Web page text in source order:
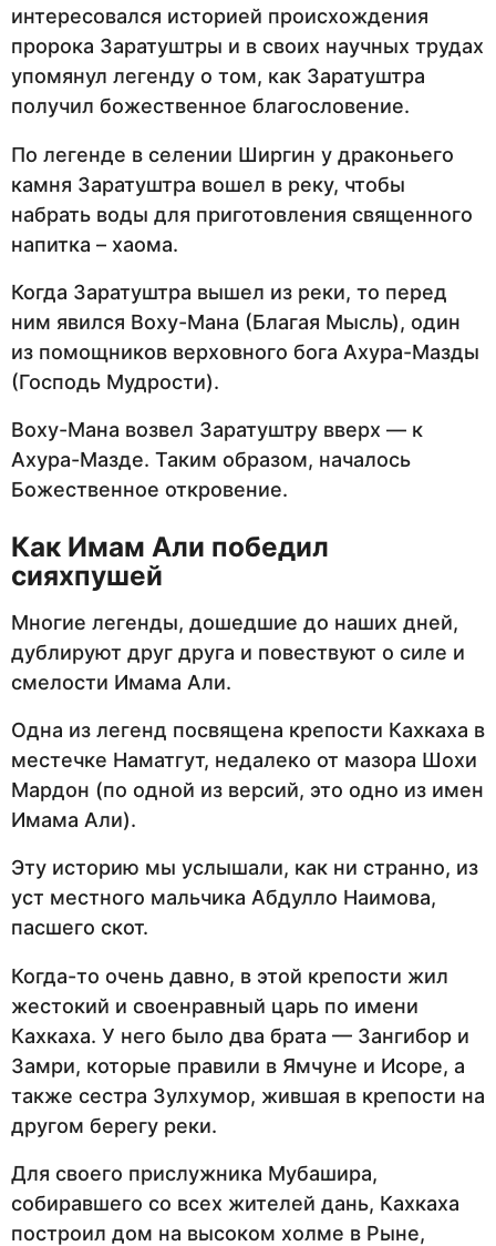
интересовался историей происхождения
пророка Заратуштры и в своих научных трудах
упомянул легенду о том, как Заратуштра
получил божественное благословение.
По легенде в селении Ширгин у драконьего
камня Заратуштра вошел в реку, чтобы
набрать воды для приготовления священного
напитка – хаома.
Когда Заратуштра вышел из реки, то перед
ним явился Воху-Мана (Благая Мысль), один
из помощников верховного бога Ахура-Мазды
(Господь Мудрости).
Воху-Мана возвел Заратуштру вверх — к
Ахура-Мазде. Таким образом, началось
Божественное откровение.
Как Имам Али победил
сияхпушей
Многие легенды, дошедшие до наших дней,
дублируют друг друга и повествуют о силе и
смелости Имама Али.
Одна из легенд посвящена крепости Кахкаха в
местечке Наматгут, недалеко от мазора Шохи
Мардон (по одной из версий, это одно из имен
Имама Али).
Эту историю мы услышали, как ни странно, из
уст местного мальчика Абдулло Наимова,
пасшего скот.
Когда-то очень давно, в этой крепости жил
жестокий и своенравный царь по имени
Кахкаха. У него было два брата — Зангибор и
Замри, которые правили в Ямчуне и Исоре, а
также сестра Зулхумор, жившая в крепости на
другом берегу реки.
Для своего прислужника Мубашира,
собиравшего со всех жителей дань, Кахкаха
построил дом на высоком холме в Рыне,